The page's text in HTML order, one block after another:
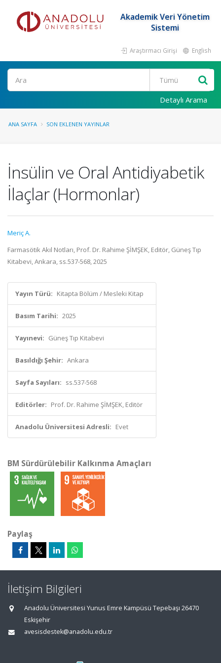
Akademik Veri Yönetim
Sistemi
Araştırmacı Girişi English
Ara
Detaylı Arama
ANA SAYFA SON EKLENEN YAYINLAR
İnsülin ve Oral Antidiyabetik
İlaçlar (Hormonlar)
Meriç A.
Farmasötik Akıl Notları, Prof. Dr. Rahime ŞİMŞEK, Editör, Güneş Tıp
Kitabevi, Ankara, ss.537-568, 2025
Yayın Türü: Kitapta Bölüm / Mesleki Kitap
Basım Tarihi: 2025
Yayınevi: Güneş Tıp Kitabevi
Basıldığı Şehir: Ankara
Sayfa Sayıları: ss.537-568
Editörler: Prof. Dr. Rahime ŞİMŞEK, Editör
Anadolu Üniversitesi Adresli: Evet
BM Sürdürülebilir Kalkınma Amaçları
Paylaş
İletişim Bilgileri
Anadolu Üniversitesi Yunus Emre Kampüsü Tepebaşı 26470
Eskişehir
avesisdestek@anadolu.edu.tr